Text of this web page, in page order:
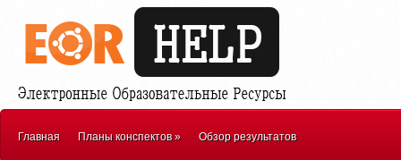
Главная Планы конспектов» Обзор результатов